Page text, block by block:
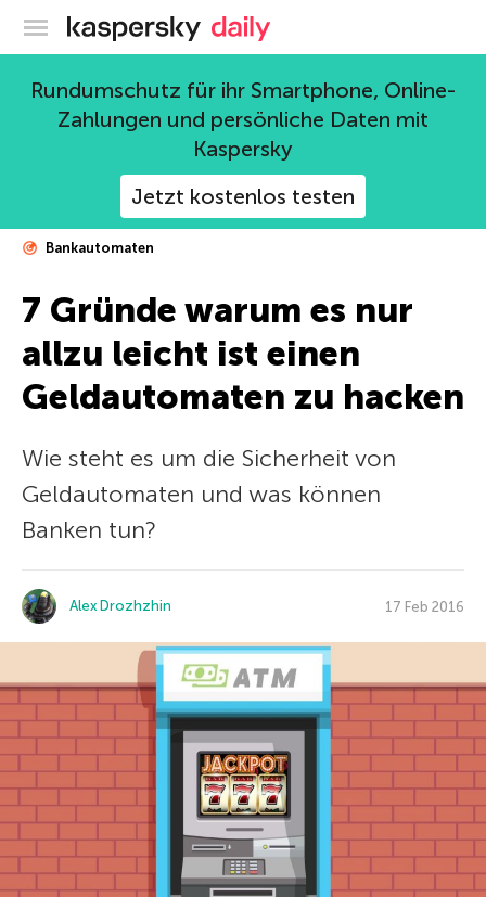
Offizieller Blog von Kaspersky
Rundumschutz für ihr Smartphone, Online-
Zahlungen und persönliche Daten mit
Kaspersky
Jetzt kostenlos testen
Bankautomaten
7 Gründe warum es nur
allzu leicht ist einen
Geldautomaten zu hacken
Wie steht es um die Sicherheit von
Geldautomaten und was können
Banken tun?
Alex Drozhzhin 17 Feb 2016